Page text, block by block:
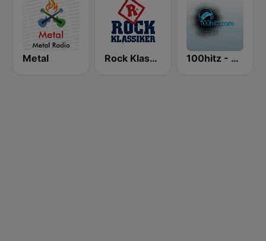
Metal Rock Klassiker 100hitz - Metal